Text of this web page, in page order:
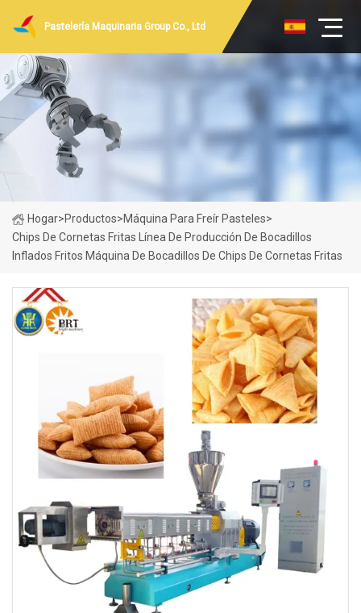
Pastelería Maquinaria Group Co., Ltd
Hogar>Productos>Máquina Para Freír Pasteles>
Chips De Cornetas Fritas Línea De Producción De Bocadillos
Inflados Fritos Máquina De Bocadillos De Chips De Cornetas Fritas